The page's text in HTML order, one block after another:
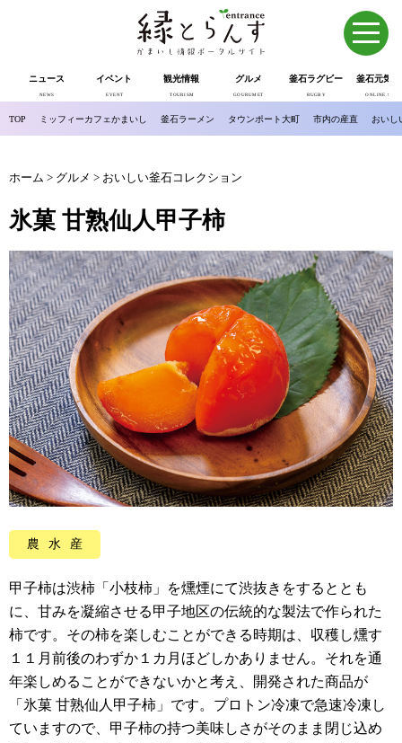
ニュース
NEWS
イベント
EVENT
観光情報
TOURISM
グルメ
GOURUMET
釜石ラグビー
RUGBY
釜石元気
ONLINE SHOP
TOP ミッフィーカフェかまいし 釜石ラーメン タウンポート大町 市内の産直 おいし
ホーム > グルメ > おいしい釜石コレクション
氷菓 甘熟仙人甲子柿
農水産
甲子柿は渋柿「小枝柿」を燻煙にて渋抜きをするととも
に、甘みを凝縮させる甲子地区の伝統的な製法で作られた
柿です。その柿を楽しむことができる時期は、収穫し燻す
１１月前後のわずか１カ月ほどしかありません。それを通
年楽しめることができないかと考え、開発された商品が
「氷菓 甘熟仙人甲子柿」です。プロトン冷凍で急速冷凍し
ていますので、甲子柿の持つ美味しさがそのまま閉じ込め